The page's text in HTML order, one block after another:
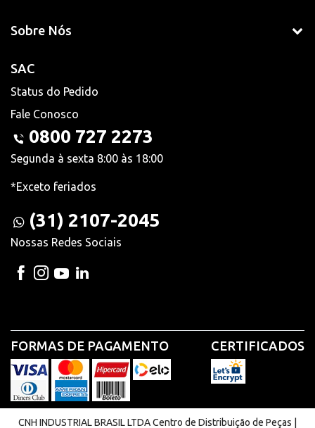
Sobre Nós
SAC
Status do Pedido
Fale Conosco
0800 727 2273
Segunda à sexta 8:00 às 18:00
*Exceto feriados
(31) 2107-2045
Nossas Redes Sociais
FORMAS DE PAGAMENTO CERTIFICADOS
CNH INDUSTRIAL BRASIL LTDA Centro de Distribuição de Peças |